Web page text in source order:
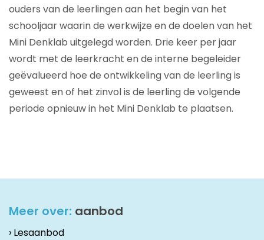
ouders van de leerlingen aan het begin van het
schooljaar waarin de werkwijze en de doelen van het
Mini Denklab uitgelegd worden. Drie keer per jaar
wordt met de leerkracht en de interne begeleider
geëvalueerd hoe de ontwikkeling van de leerling is
geweest en of het zinvol is de leerling de volgende
periode opnieuw in het Mini Denklab te plaatsen.
Meer over: aanbod
› Lesaanbod